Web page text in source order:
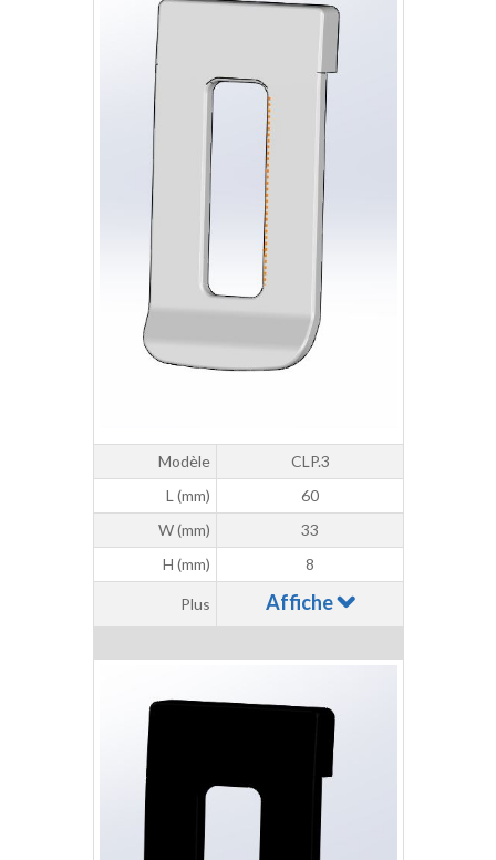
Modèle
CLP.3
L (mm)
60
W (mm)
33
H (mm)
8
Plus Affiche